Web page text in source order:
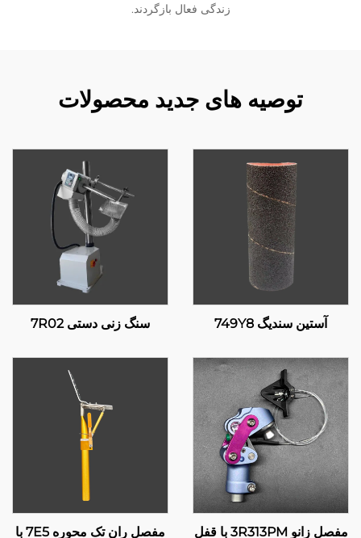
زندگی فعال بازگردند.
توصیه های جدید محصولات
آستین سندیگ 749Y8 سنگ زنی دستی 7R02
مفصل زانو 3R313PM با قفل
مفصل ران تک محوره 7E5 با